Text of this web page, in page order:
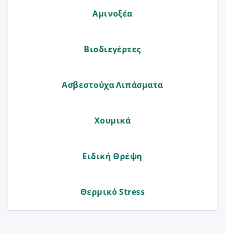
Αμινοξέα
Βιοδιεγέρτες
Ασβεστούχα Λιπάσματα
Χουμικά
Ειδική Θρέψη
Θερμικό Stress